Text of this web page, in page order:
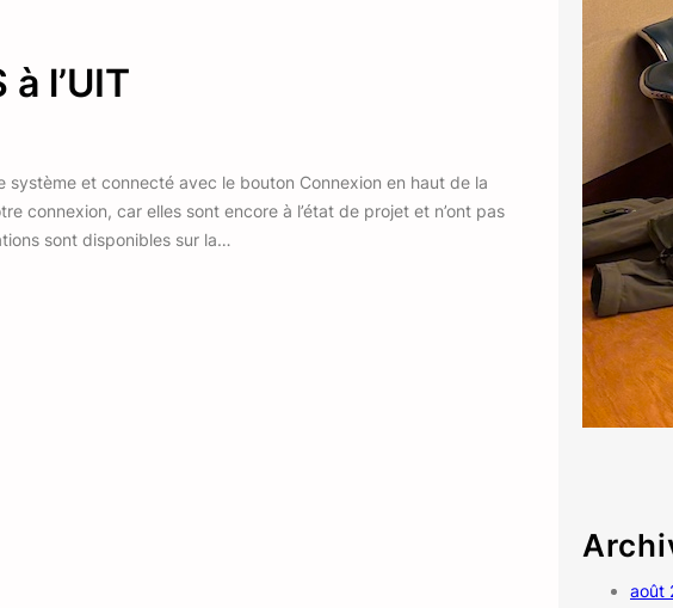
l’UIT
et connecté avec le bouton Connexion en haut de la
connexion, car elles sont encore à l’état de projet et n’ont pas
sont disponibles sur la…
août